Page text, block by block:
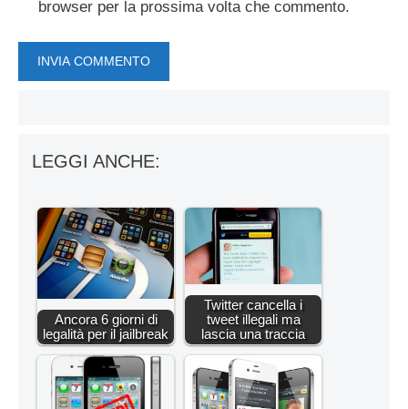
browser per la prossima volta che commento.
LEGGI ANCHE:
Ancora 6 giorni di
legalità per il jailbreak
Twitter cancella i
tweet illegali ma
lascia una traccia